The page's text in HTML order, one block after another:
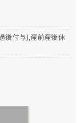
後付与),産前産後休